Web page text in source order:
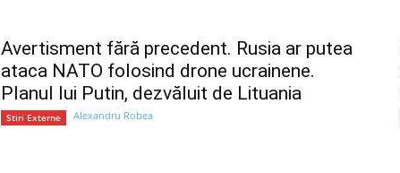
Avertisment fără precedent. Rusia ar putea
ataca NATO folosind drone ucrainene.
Planul lui Putin, dezvăluit de Lituania
Stiri Externe Alexandru Robea